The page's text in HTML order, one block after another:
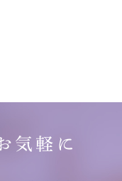
気軽に